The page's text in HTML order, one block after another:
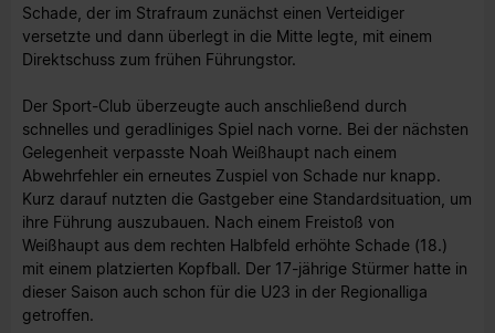
Schade, der im Strafraum zunächst einen Verteidiger
versetzte und dann überlegt in die Mitte legte, mit einem
Direktschuss zum frühen Führungstor.
Der Sport-Club überzeugte auch anschließend durch
schnelles und geradliniges Spiel nach vorne. Bei der nächsten
Gelegenheit verpasste Noah Weißhaupt nach einem
Abwehrfehler ein erneutes Zuspiel von Schade nur knapp.
Kurz darauf nutzten die Gastgeber eine Standardsituation, um
ihre Führung auszubauen. Nach einem Freistoß von
Weißhaupt aus dem rechten Halbfeld erhöhte Schade (18.)
mit einem platzierten Kopfball. Der 17-jährige Stürmer hatte in
dieser Saison auch schon für die U23 in der Regionalliga
getroffen.